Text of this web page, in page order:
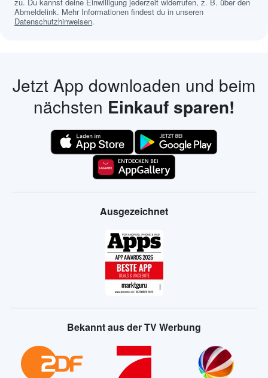
Abmeldelink. Mehr Informationen findest du in unseren
Datenschutzhinweisen.
Jetzt App downloaden und beim
nächsten Einkauf sparen!
Ausgezeichnet
Bekannt aus der TV Werbung